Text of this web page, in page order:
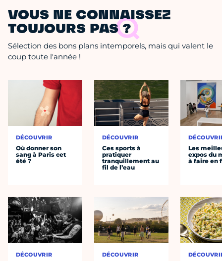
VOUS NE CONNAISSEZ
TOUJOURS PAS ?
Sélection des bons plans intemporels, mais qui valent le
coup toute l'année !
DÉCOUVRIR
Où donner son
sang à Paris cet
été ?
DÉCOUVRIR
DÉCOUVRIR
Ces sports à
pratiquer
tranquillement au
fil de l’eau
DÉCOUVRIR
Les
expos du
à faire en